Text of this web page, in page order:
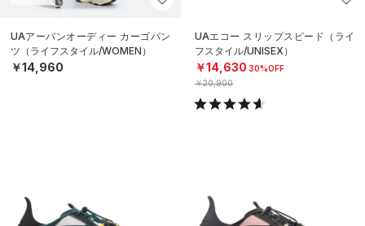
UAアーバンオーディー カーゴパン
ツ（ライフスタイル/WOMEN）
￥14,960
UAエコー スリップスピード（ライ
フスタイル/UNISEX）
￥14,630 30%OFF
￥20,900